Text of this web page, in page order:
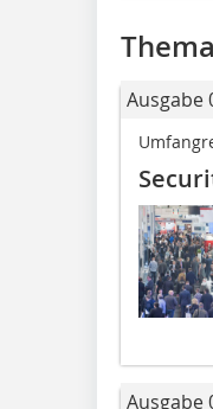
Ausgabe
Ausgabe